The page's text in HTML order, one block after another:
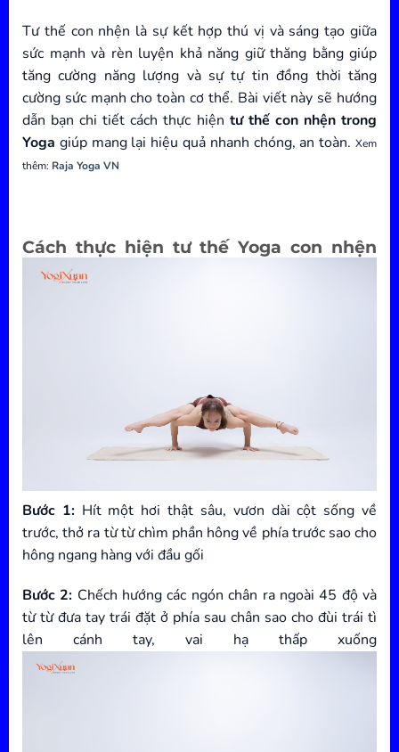
Tư thế con nhện là sự kết hợp thú vị và sáng tạo giữa
sức mạnh và rèn luyện khả năng giữ thăng bằng giúp
tăng cường năng lượng và sự tự tin đồng thời tăng
cường sức mạnh cho toàn cơ thể. Bài viết này sẽ hướng
dẫn bạn chi tiết cách thực hiện tư thế con nhện trong
Yoga giúp mang lại hiệu quả nhanh chóng, an toàn. Xem
thêm: Raja Yoga VN
Cách thực hiện tư thế Yoga con nhện
Bước 1:Hít một hơi thật sâu, vươn dài cột sống về
trước, thở ra từ từ chìm phần hông về phía trước sao cho
hông ngang hàng với đầu gối
Bước 2: Chếch hướng các ngón chân ra ngoài 45 độ và
từ từ đưa tay trái đặt ở phía sau chân sao cho đùi trái tì
lên cánh tay, vai hạ thấp xuống